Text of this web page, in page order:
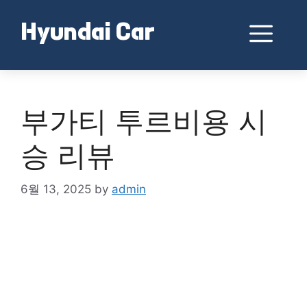
contentHyundai Car
부가티 투르비용 시
승 리뷰
6월 13, 2025 by admin